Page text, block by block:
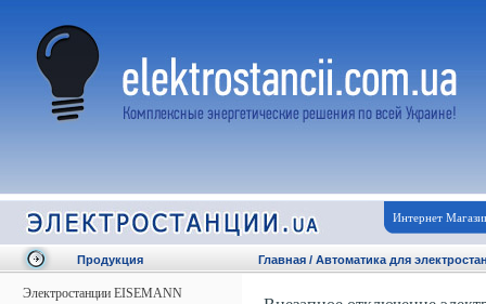
Интернет
Продукция
Электростанции EISEMANN
Главная / Автоматика для